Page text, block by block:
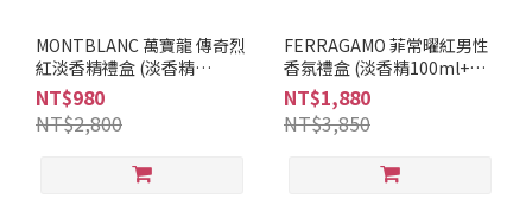
花
香
調
(2)
MONTBLANC 萬寶龍 傳奇烈
紅淡香精禮盒 (淡香精
50ml+沐浴精100ml)
NT$980
NT$2,800
FERRAGAMO 菲常曜紅男性
香氛禮盒 (淡香精100ml+香
水筆10ml+髮沐乳100ml)
NT$1,880
NT$3,850